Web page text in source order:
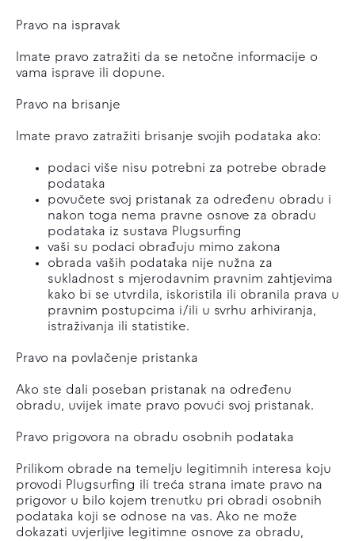
Pravo na ispravak
Imate pravo zatražiti da se netočne informacije o
vama isprave ili dopune.
Pravo na brisanje
Imate pravo zatražiti brisanje svojih podataka ako:
podaci više nisu potrebni za potrebe obrade
podataka
povučete svoj pristanak za određenu obradu i
nakon toga nema pravne osnove za obradu
podataka iz sustava Plugsurfing
vaši su podaci obrađuju mimo zakona
obrada vaših podataka nije nužna za
sukladnost s mjerodavnim pravnim zahtjevima
kako bi se utvrdila, iskoristila ili obranila prava u
pravnim postupcima i/ili u svrhu arhiviranja,
istraživanja ili statistike.
Pravo na povlačenje pristanka
Ako ste dali poseban pristanak na određenu
obradu, uvijek imate pravo povući svoj pristanak.
Pravo prigovora na obradu osobnih podataka
Prilikom obrade na temelju legitimnih interesa koju
provodi Plugsurfing ili treća strana imate pravo na
prigovor u bilo kojem trenutku pri obradi osobnih
podataka koji se odnose na vas. Ako ne može
dokazati uvjerljive legitimne osnove za obradu,